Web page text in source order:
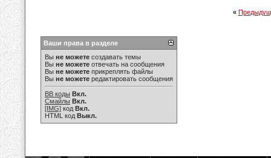
«
Ваши права в разделе
Вы не можете создавать темы
Вы не можете отвечать на сообщения
Вы не можете прикреплять файлы
Вы не можете редактировать сообщения
BB коды Вкл.
Смайлы Вкл.
[IMG] код Вкл.
HTML код Выкл.